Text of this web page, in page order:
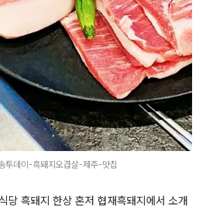
투데이-흑돼지오겹살-제주-맛집
당 흑돼지 한상 혼저 협재흑돼지에서 소개